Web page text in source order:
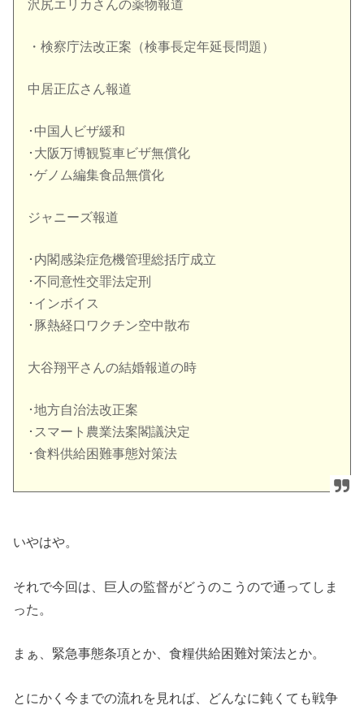
沢尻エリカさんの薬物報道
・検察庁法改正案（検事長定年延長問題）
中居正広さん報道
･中国人ビザ緩和
･大阪万博観覧車ビザ無償化
･ゲノム編集食品無償化
ジャニーズ報道
･内閣感染症危機管理総括庁成立
･不同意性交罪法定刑
･インボイス
･豚熱経口ワクチン空中散布
大谷翔平さんの結婚報道の時
･地方自治法改正案
･スマート農業法案閣議決定
･食料供給困難事態対策法
いやはや。
それで今回は、巨人の監督がどうのこうので通ってしま
った。
まぁ、緊急事態条項とか、食糧供給困難対策法とか。
とにかく今までの流れを見れば、どんなに鈍くても戦争